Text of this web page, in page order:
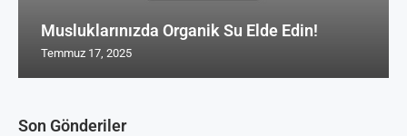
Son Gönderiler
Musluklarınızda Organik Su Elde Edin!
Temmuz 17, 2025